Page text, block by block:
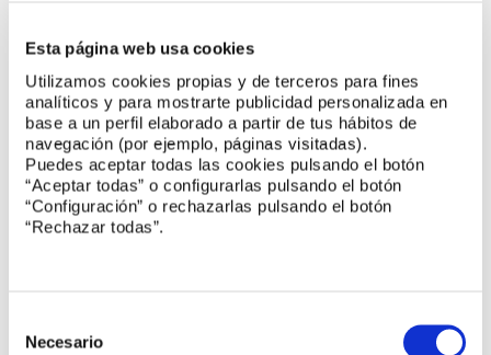
Esta página web usa cookies
Utilizamos cookies propias y de terceros para fines
analíticos y para mostrarte publicidad personalizada en
base a un perfil elaborado a partir de tus hábitos de
navegación (por ejemplo, páginas visitadas).
Puedes aceptar todas las cookies pulsando el botón
“Aceptar todas” o configurarlas pulsando el botón
“Configuración” o rechazarlas pulsando el botón
“Rechazar todas”.
Necesario
Proyectos de recuperación y resiliencia:
Reuniones de comités
CTN 72 Iluminación y color
electrónicos